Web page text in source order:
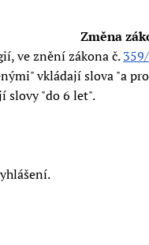
Změna
ve znění zákona č.
vkládají slova "a
slovy "do 6 let".